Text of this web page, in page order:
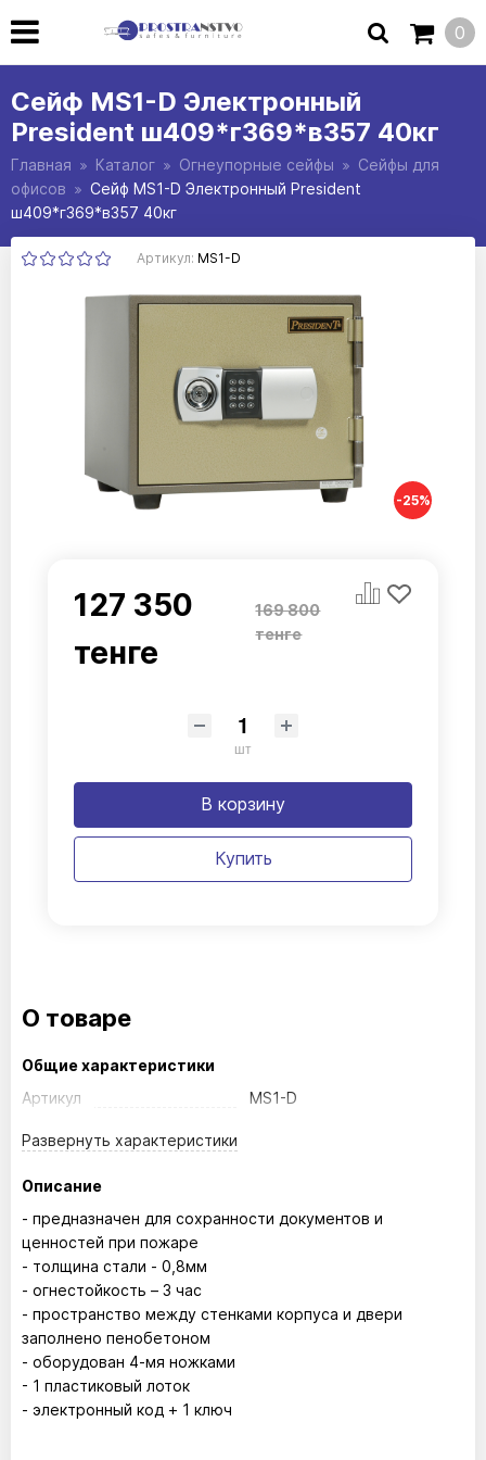
0
Сейф MS1-D Электронный
President ш409*г369*в357 40кг
Главная Каталог Огнеупорные сейфы
Сейфы для
офисов
Сейф MS1-D Электронный President
ш409*г369*в357 40кг
Артикул: MS1-D
-25%
127 350
тенге
169 800
тенге
шт
В корзину
Купить
О товаре
Общие характеристики
Артикул
MS1-D
Развернуть характеристики
Описание
- предназначен для сохранности документов и
ценностей при пожаре
- толщина стали - 0,8мм
- огнестойкость – 3 час
- пространство между стенками корпуса и двери
заполнено пенобетоном
- оборудован 4-мя ножками
- 1 пластиковый лоток
- электронный код + 1 ключ